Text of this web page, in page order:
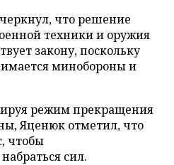
что решение
техники и оружия
закону, поскольку
минобороны и
режим прекращения
Яценюк отметил, что
чтобы
сил.